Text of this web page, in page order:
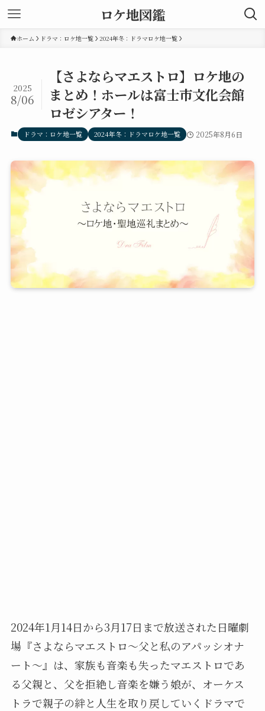
ロケ地図鑑
ホーム ドラマ：ロケ地一覧 2024年冬：ドラマロケ地一覧
【さよならマエストロ】ロケ地の
まとめ！ホールは富士市文化会館
ロゼシアター！
2025
8/06
ドラマ：ロケ地一覧 2024年冬：ドラマロケ地一覧 2025年8月6日
2024年1月14日から3月17日まで放送された日曜劇
場『さよならマエストロ～父と私のアパッシオナ
ート～』は、家族も音楽も失ったマエストロであ
る父親と、父を拒絶し音楽を嫌う娘が、オーケス
トラで親子の絆と人生を取り戻していくドラマで